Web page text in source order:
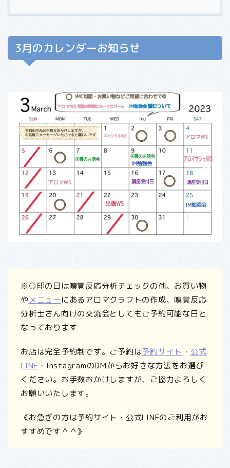
3月のカレンダーお知らせ
※○印の日は嗅覚反応分析チェックの他、お買い物
やメニューにあるアロマクラフトの作成、嗅覚反応
分析士さん向けの交流会としてもご予約可能な日と
なっております
お店は完全予約制です。ご予約は予約サイト ・ 公式
LINE ・InstagramのDMからお好きな方法をお選び
ください。お手数おかけしますが、ご協力よろしく
お願いいたします。
《お急ぎの方は予約サイト・公式LINEのご利用がお
すすめです＾＾》